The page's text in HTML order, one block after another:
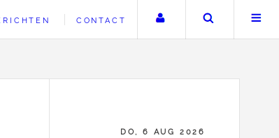
CONTACT Uw accountZoeken
DO, 6 AUG 2026